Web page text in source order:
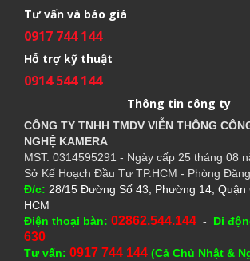
Tư vấn và báo giá
0917 744 144
Hỗ trợ kỹ thuật
0914 544 144
Thông tin công ty
CÔNG TY TNHH TMDV VIỄN THÔNG
NGHỆ KAMERA
MST: 0314595291 - Ngày cấp 25 tháng 08
Sở Kế Hoạch Đầu Tư TP.HCM - Phòng
Đ/c: 28/15 Đường Số 43, Phường 14, Quận
HCM
Điện thoại bàn: 02862.544.144 - Di
630
Tư vấn: 0917 744 144 (Cả Chủ Nhật &